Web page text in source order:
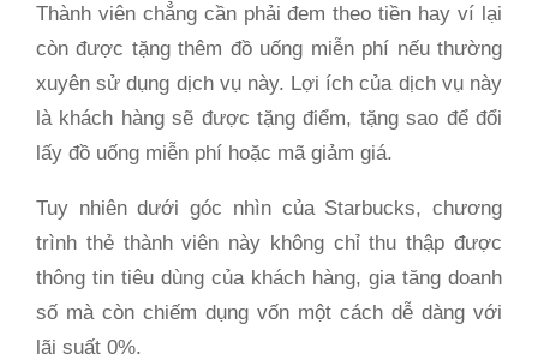
Thành viên chẳng cần phải đem theo tiền hay ví lại
còn được tặng thêm đồ uống miễn phí nếu thường
xuyên sử dụng dịch vụ này. Lợi ích của dịch vụ này
là khách hàng sẽ được tặng điểm, tặng sao để đổi
lấy đồ uống miễn phí hoặc mã giảm giá.
Tuy nhiên dưới góc nhìn của Starbucks, chương
trình thẻ thành viên này không chỉ thu thập được
thông tin tiêu dùng của khách hàng, gia tăng doanh
số mà còn chiếm dụng vốn một cách dễ dàng với
lãi suất 0%.